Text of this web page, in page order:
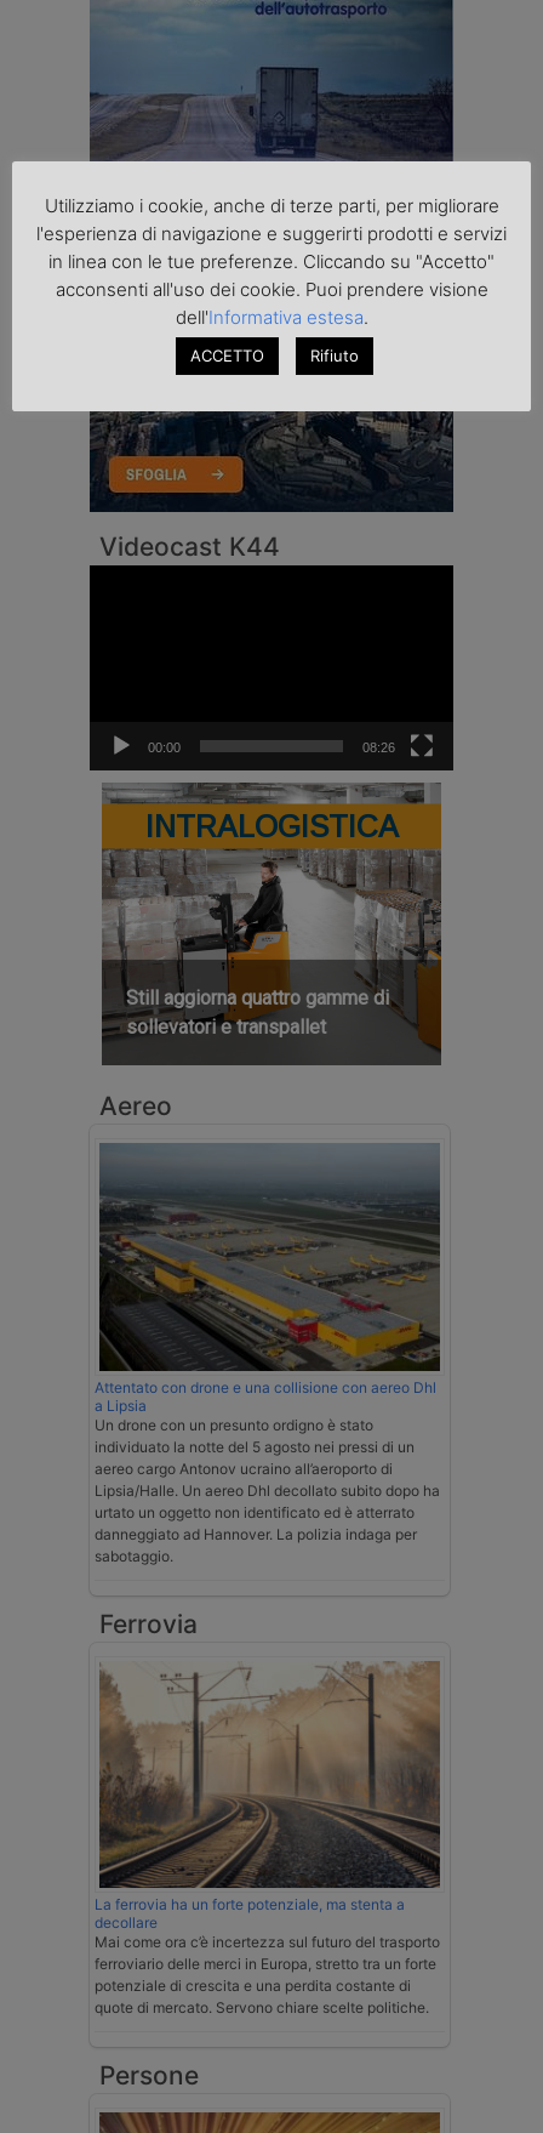
Videocast K44
00:00 08:26
INTRALOGISTICA
Still aggiorna quattro gamme di
sollevatori e transpallet
Aereo
Attentato con drone e una collisione con aereo Dhl
a Lipsia
Un drone con un presunto ordigno è stato
individuato la notte del 5 agosto nei pressi di un
aereo cargo Antonov ucraino all’aeroporto di
Lipsia/Halle. Un aereo Dhl decollato subito dopo ha
urtato un oggetto non identificato ed è atterrato
danneggiato ad Hannover. La polizia indaga per
sabotaggio.
Ferrovia
La ferrovia ha un forte potenziale, ma stenta a
decollare
Mai come ora c’è incertezza sul futuro del trasporto
ferroviario delle merci in Europa, stretto tra un forte
potenziale di crescita e una perdita costante di
quote di mercato. Servono chiare scelte politiche.
Persone
Utilizziamo i cookie, anche di terze parti, per migliorare
l'esperienza di navigazione e suggerirti prodotti e servizi
in linea con le tue preferenze. Cliccando su "Accetto"
acconsenti all'uso dei cookie. Puoi prendere visione
dell'Informativa estesa.
ACCETTO Rifiuto